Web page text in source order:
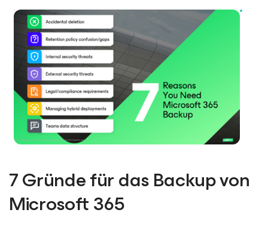
7 Gründe für das Backup von
Microsoft 365